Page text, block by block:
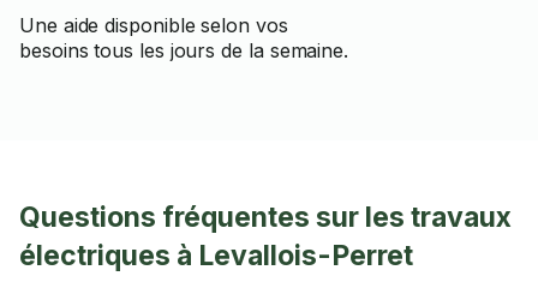
Une aide disponible selon vos
besoins tous les jours de la semaine.
Questions fréquentes sur les travaux
électriques à Levallois-Perret